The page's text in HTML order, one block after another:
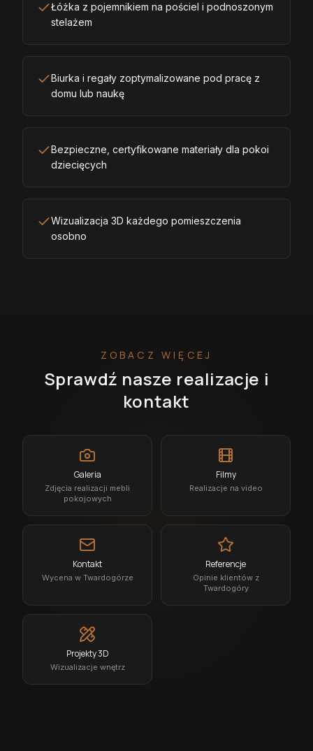
Łóżka z pojemnikiem na pościel i podnoszonym
stelażem
Biurka i regały zoptymalizowane pod pracę z
domu lub naukę
Bezpieczne, certyfikowane materiały dla pokoi
dziecięcych
Wizualizacja 3D każdego pomieszczenia
osobno
ZOBACZ WIĘCEJ
Sprawdź nasze realizacje i
kontakt
Galeria
Zdjęcia realizacji mebli
pokojowych
Filmy
Realizacje na video
Kontakt
Wycena w Twardogórze
Referencje
Opinie klientów z
Twardogóry
Projekty 3D
Wizualizacje wnętrz